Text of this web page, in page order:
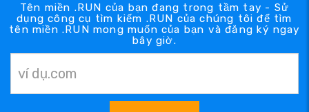
Tên miền .RUN của bạn đang trong tầm tay - Sử
dụng công cụ tìm kiếm .RUN của chúng tôi để tìm
tên miền .RUN mong muốn của bạn và đăng ký ngay
bây giờ.